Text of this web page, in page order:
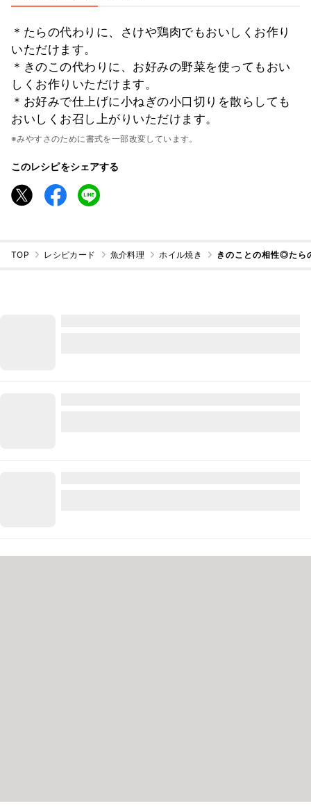
＊たらの代わりに、さけや鶏肉でもおいしくお作り
いただけます。
＊きのこの代わりに、お好みの野菜を使ってもおい
しくお作りいただけます。
＊お好みで仕上げに小ねぎの小口切りを散らしても
おいしくお召し上がりいただけます。
※みやすさのために書式を一部改変しています。
このレシピをシェアする
TOP レシピカード 魚介料理 ホイル焼き きのことの相性◎たら